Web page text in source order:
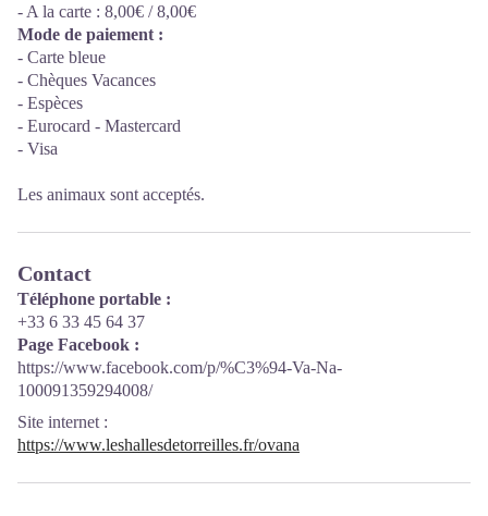
- A la carte : 8,00€ / 8,00€
Mode de paiement :
- Carte bleue
- Chèques Vacances
- Espèces
- Eurocard - Mastercard
- Visa
Les animaux sont acceptés.
Contact
Téléphone portable :
+33 6 33 45 64 37
Page Facebook :
https://www.facebook.com/p/%C3%94-Va-Na-
100091359294008/
Site internet :
https://www.leshallesdetorreilles.fr/ovana